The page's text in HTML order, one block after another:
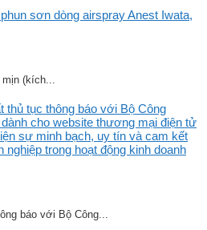
sơn dòng airspray Anest Iwata,
(kích...
thủ tục thông báo với Bộ Công
cho website thương mại điện tử
sự minh bạch, uy tín và cam kết
nghiệp trong hoạt động kinh doanh
báo với Bộ Công...